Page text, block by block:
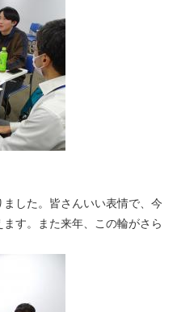
した。皆さんいい表情で、今
す。また来年、この輪がさら